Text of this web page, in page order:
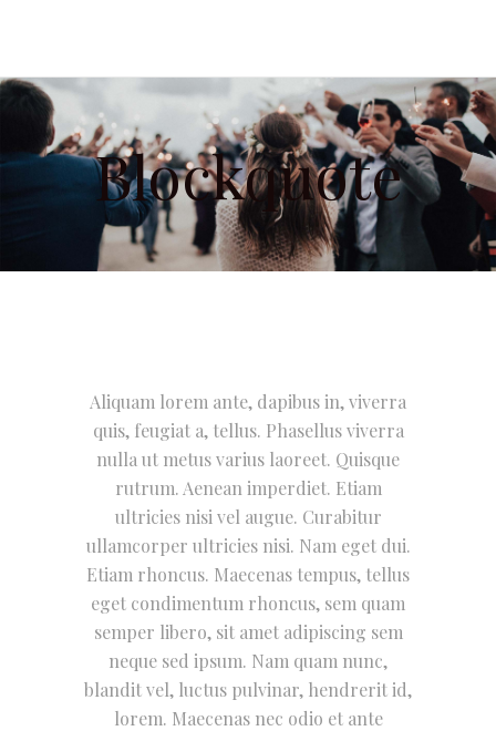
Blockquote
Aliquam lorem ante, dapibus in, viverra
quis, feugiat a, tellus. Phasellus viverra
nulla ut metus varius laoreet. Quisque
rutrum. Aenean imperdiet. Etiam
ultricies nisi vel augue. Curabitur
ullamcorper ultricies nisi. Nam eget dui.
Etiam rhoncus. Maecenas tempus, tellus
eget condimentum rhoncus, sem quam
semper libero, sit amet adipiscing sem
neque sed ipsum. Nam quam nunc,
blandit vel, luctus pulvinar, hendrerit id,
lorem. Maecenas nec odio et ante